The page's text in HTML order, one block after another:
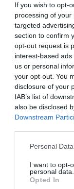
If you wish to opt-
processing of
targeted
section to confirm
opt-out request is
interest-based
us or personal
your opt-out. You
disclosure of your
IAB’s list of
also be disclosed
Downstream
Please note that
not limited to your
grant or deny
use your data for
Personal
I want to opt-
personal data.
Opted In
kutatók, két
épül a Rheinmetall
Szalay-
haderőfejlesztés
tudás. A
hozzátette, hogy
Zalazone-os
Csák János azt
innovációs
fejlesztők és
újításokból, kutatási
más iparágakban
A háború és a
még az eddigieknél
gazdaságpolitikát